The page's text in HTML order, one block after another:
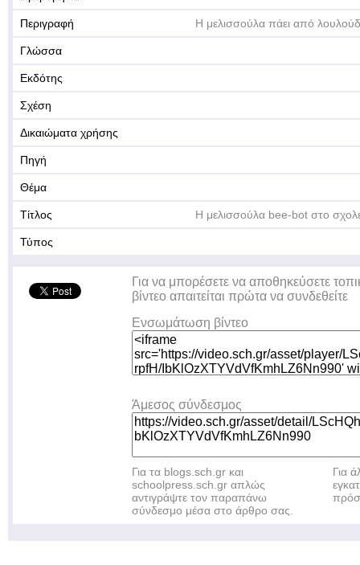
Περιγραφή Η μελισσούλα πάει από
Γλώσσα
Εκδότης
Σχέση
Δικαιώματα χρήσης
Πηγή
Θέμα
Τίτλος Η μελισσούλα bee-bot στο
Τύπος
Για να μπορέσετε να αποθηκεύσετε
βίντεο απαιτείται πρώτα να συνδεθείτε
Ενσωμάτωση βίντεο
Άμεσος σύνδεσμος
Για τα blogs.sch.gr και
schoolpress.sch.gr απλώς
αντιγράψτε τον παραπάνω
σύνδεσμο μέσα στο άρθρο σας.
Για